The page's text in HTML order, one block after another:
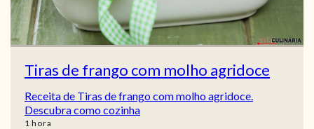
Tiras de frango com molho agridoce
Receita de Tiras de frango com molho agridoce.
Descubra como cozinha
1 hora
hora